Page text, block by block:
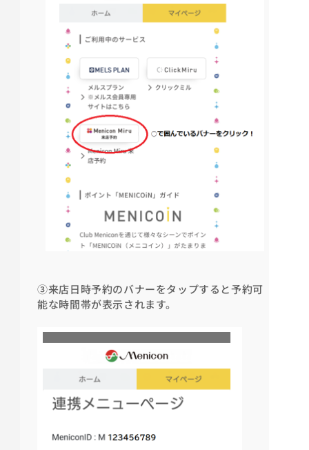
③来店日時予約のバナーをタップすると予約可
能な時間帯が表示されます。